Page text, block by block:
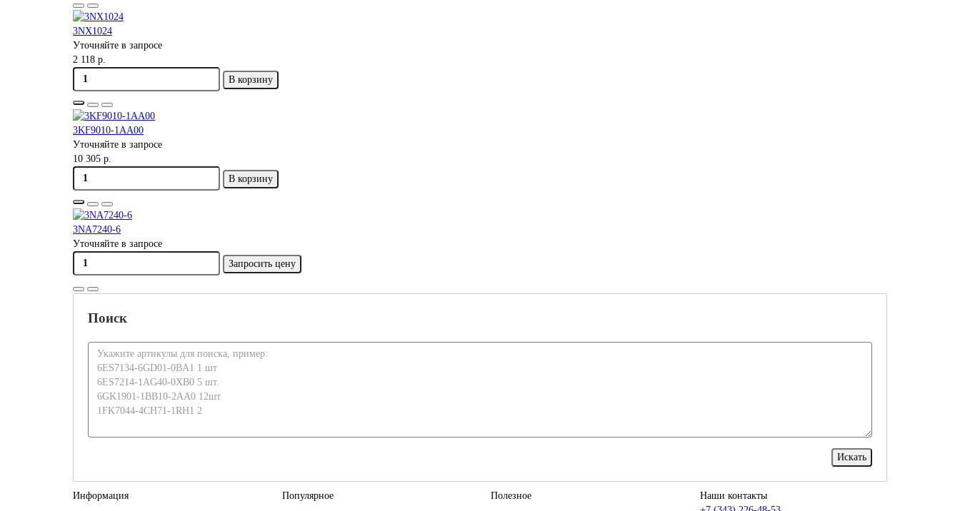
3NX1024
Уточняйте в запросе
2 118 р.
В корзину
3KF9010-1AA00
Уточняйте в запросе
10 305 р.
В корзину
3NA7240-6
Уточняйте в запросе
Запросить цену
Поиск
Информация Популярное Полезное
Наши контакты